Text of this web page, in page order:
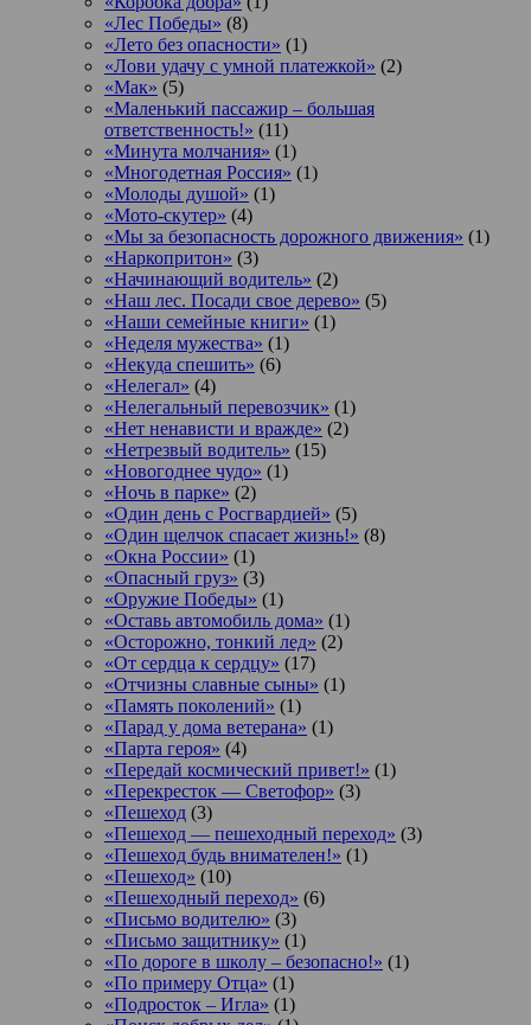
«Лес Победы» (8)
«Лето без опасности» (1)
«Лови удачу с умной платежкой» (2)
«Мак» (5)
«Маленький пассажир – большая
ответственность!» (11)
«Минута молчания» (1)
«Многодетная Россия» (1)
«Молоды душой» (1)
«Мото-скутер» (4)
«Мы за безопасность дорожного движения» (1)
«Наркопритон» (3)
«Начинающий водитель» (2)
«Наш лес. Посади свое дерево» (5)
«Наши семейные книги» (1)
«Неделя мужества» (1)
«Некуда спешить» (6)
«Нелегал» (4)
«Нелегальный перевозчик» (1)
«Нет ненависти и вражде» (2)
«Нетрезвый водитель» (15)
«Новогоднее чудо» (1)
«Ночь в парке» (2)
«Один день с Росгвардией» (5)
«Один щелчок спасает жизнь!» (8)
«Окна России» (1)
«Опасный груз» (3)
«Оружие Победы» (1)
«Оставь автомобиль дома» (1)
«Осторожно, тонкий лед» (2)
«От сердца к сердцу» (17)
«Отчизны славные сыны» (1)
«Память поколений» (1)
«Парад у дома ветерана» (1)
«Парта героя» (4)
«Передай космический привет!» (1)
«Перекресток — Светофор» (3)
«Пешеход (3)
«Пешеход — пешеходный переход» (3)
«Пешеход будь внимателен!» (1)
«Пешеход» (10)
«Пешеходный переход» (6)
«Письмо водителю» (3)
«Письмо защитнику» (1)
«По дороге в школу – безопасно!» (1)
«По примеру Отца» (1)
«Подросток ‒ Игла» (1)